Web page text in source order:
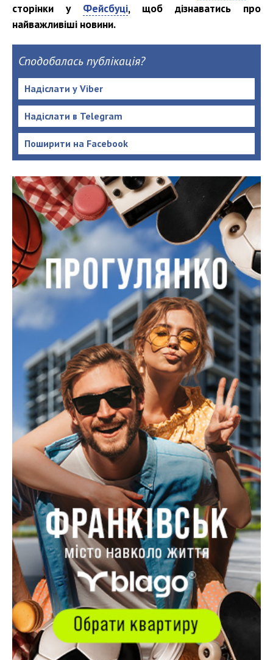
сторінки у Фейсбуці, щоб дізнаватись про
найважливіші новини.
Сподобалась публікація?
Надіслати у Viber
Надіслати в Telegram
Поширити на Facebook